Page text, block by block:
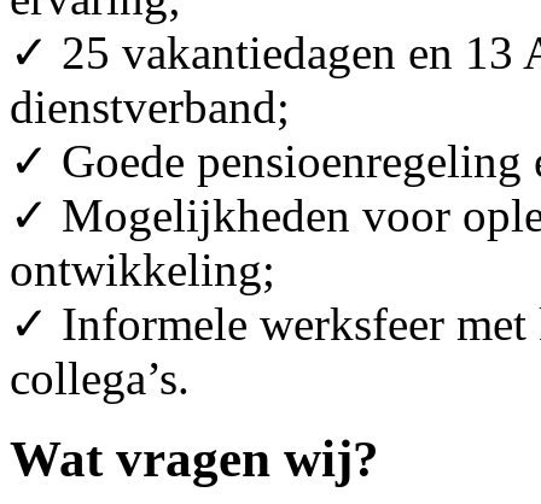
✓ 25 vakantiedagen en
dienstverband;
✓ Goede pensioenregeling
✓ Mogelijkheden voor
ontwikkeling;
✓ Informele werksfeer
collega’s.
Wat vragen wij?